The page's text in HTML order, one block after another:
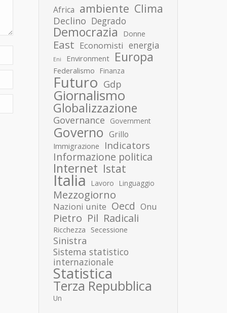
Africa ambiente Clima
Declino Degrado
Democrazia Donne
East Economisti energia
Eni Environment Europa
Federalismo Finanza
Futuro Gdp
Giornalismo
Globalizzazione
Governance Government
Governo Grillo
Immigrazione Indicators
Informazione politica
Internet Istat
Italia Lavoro Linguaggio
Mezzogiorno
Nazioni unite Oecd Onu
Pietro Pil Radicali
Ricchezza Secessione
Sinistra
Sistema statistico
internazionale
Statistica
Terza Repubblica
Un